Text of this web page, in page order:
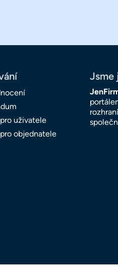
uživatele
objednatele
Jsme